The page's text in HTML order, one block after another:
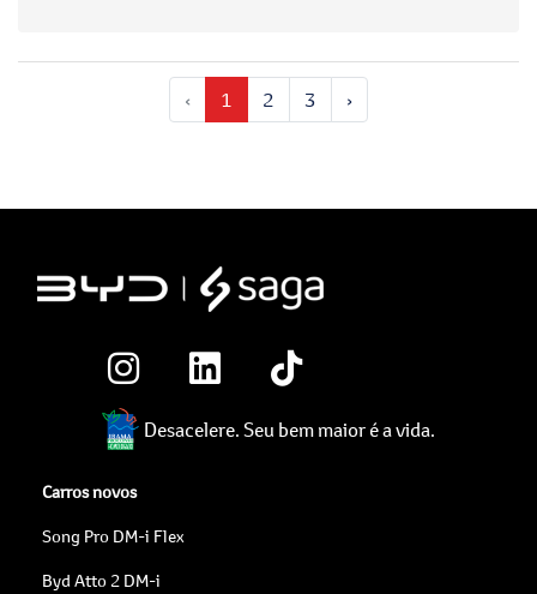
‹ 1 2 3 ›
Desacelere. Seu bem maior é a vida.
Carros novos
Song Pro DM-i Flex
Byd Atto 2 DM-i